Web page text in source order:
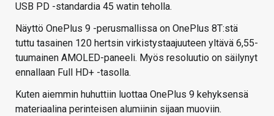
USB PD -standardia 45 watin teholla.
Näyttö OnePlus 9 -perusmallissa on OnePlus 8T:stä
tuttu tasainen 120 hertsin virkistystaajuuteen yltävä 6,55-
tuumainen AMOLED-paneeli. Myös resoluutio on säilynyt
ennallaan Full HD+ -tasolla.
Kuten aiemmin huhuttiin luottaa OnePlus 9 kehyksensä
materiaalina perinteisen alumiinin sijaan muoviin.